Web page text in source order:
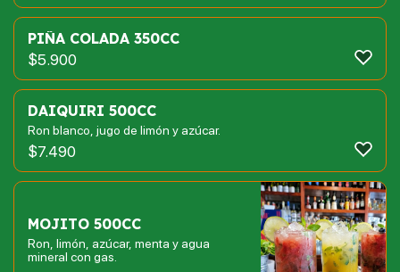
PIÑA COLADA 350CC
$5.900
DAIQUIRI 500CC
Ron blanco, jugo de limón y azúcar.
$7.490
MOJITO 500CC
Ron, limón, azúcar, menta y agua
mineral con gas.